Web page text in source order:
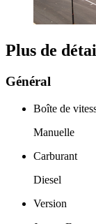
Plus de
Général
Boîte de
Manuelle
Carburant
Diesel
Version